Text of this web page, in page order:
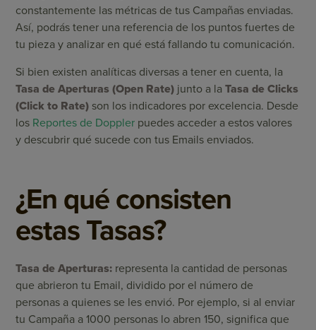
constantemente las métricas de tus Campañas enviadas.
Así, podrás tener una referencia de los puntos fuertes de
tu pieza y analizar en qué está fallando tu comunicación.
Si bien existen analíticas diversas a tener en cuenta, la
Tasa de Aperturas (Open Rate) junto a laTasa de Clicks
(Click to Rate) son los indicadores por excelencia. Desde
los Reportes de Doppler puedes acceder a estos valores
y descubrir qué sucede con tus Emails enviados.
¿En qué consisten
estas Tasas?
Tasa de Aperturas: representa la cantidad de personas
que abrieron tu Email, dividido por el número de
personas a quienes se les envió. Por ejemplo, si al enviar
tu Campaña a 1000 personas lo abren 150, significa que